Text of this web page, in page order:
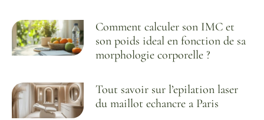
Comment calculer son IMC et
son poids ideal en fonction de sa
morphologie corporelle ?
Tout savoir sur l’epilation laser
du maillot echancre a Paris